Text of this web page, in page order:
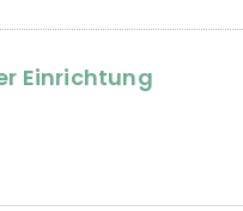
Einrichtung